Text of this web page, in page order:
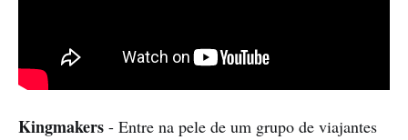
Kingmakers - Entre na pele de um grupo de viajantes